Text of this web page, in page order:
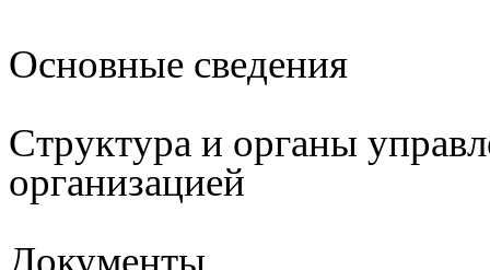
Основные сведения
Структура и органы
организацией
Документы